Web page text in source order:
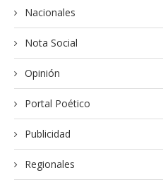
Nacionales
Nota Social
Opinión
Portal Poético
Publicidad
Regionales